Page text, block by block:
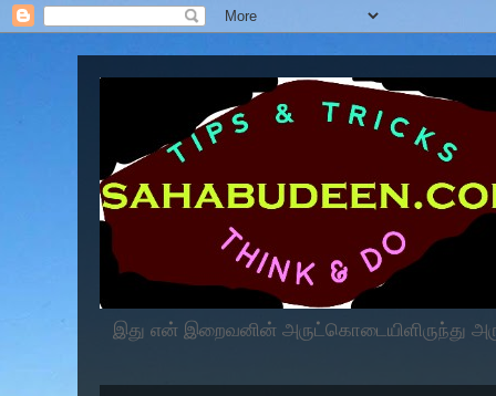
இது என் இறைவனின் அருட்கொடையிளிருந்து